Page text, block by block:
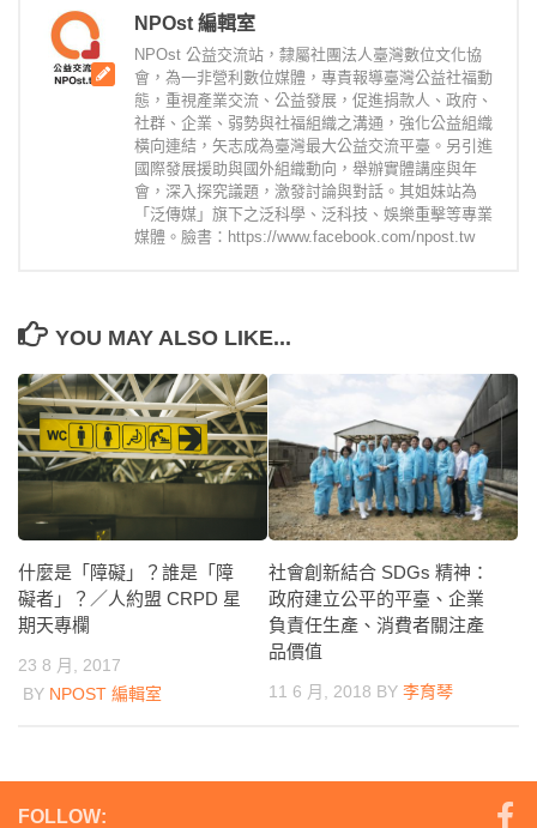
NPOst 編輯室
NPOst 公益交流站，隸屬社團法人臺灣數位文化協
會，為一非營利數位媒體，專責報導臺灣公益社福動
態，重視產業交流、公益發展，促進捐款人、政府、
社群、企業、弱勢與社福組織之溝通，強化公益組織
橫向連結，矢志成為臺灣最大公益交流平臺。另引進
國際發展援助與國外組織動向，舉辦實體講座與年
會，深入探究議題，激發討論與對話。其姐妹站為
「泛傳媒」旗下之泛科學、泛科技、娛樂重擊等專業
媒體。臉書：https://www.facebook.com/npost.tw
YOU MAY ALSO LIKE...
什麼是「障礙」？誰是「障
礙者」？／人約盟 CRPD 星
期天專欄
23 8 月, 2017
BY NPOST 編輯室
社會創新結合 SDGs 精神：
政府建立公平的平臺、企業
負責任生產、消費者關注產
品價值
11 6 月, 2018 BY 李育琴
FOLLOW: